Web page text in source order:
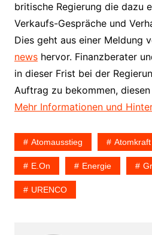
britische Regierung die dazu
Verkaufs-Gespräche und
Dies geht aus einer Meldung
newshervor. Finanzberater
in dieser Frist bei der
Auftrag zu bekommen,
Mehr Informationen und
Atomausstieg Atomkraft
E.on Energie
URENCO